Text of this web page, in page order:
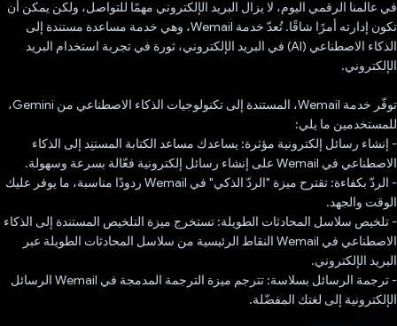
في عالمنا الرقمي اليوم، لا يزال البريد الإلكتروني مهمًا للتواصل، ولكن يمكن أن
تكون إدارته أمرًا شاقًا. تُعدّ خدمة Wemail، وهي خدمة مساعدة مستندة إلى
الذكاء الاصطناعي (AI) في البريد الإلكتروني، ثورة في تجربة استخدام البريد
الإلكتروني.
توفّر خدمة Wemail، المستندة إلى تكنولوجيات الذكاء الاصطناعي من Gemini،
للمستخدمين ما يلي:
- إنشاء رسائل إلكترونية مؤثرة: يساعدك مساعد الكتابة المستنِد إلى الذكاء
الاصطناعي في Wemail على إنشاء رسائل إلكترونية فعّالة بسرعة وسهولة.
- الردّ بكفاءة: تقترح ميزة "الردّ الذكي" في Wemail ردودًا مناسبة، ما يوفر عليك
الوقت والجهد.
- تلخيص سلاسل المحادثات الطويلة: تستخرج ميزة التلخيص المستندة إلى الذكاء
الاصطناعي في Wemail النقاط الرئيسية من سلاسل المحادثات الطويلة عبر
البريد الإلكتروني.
- ترجمة الرسائل بسلاسة: تترجم ميزة الترجمة المدمجة في Wemail الرسائل
الإلكترونية إلى لغتك المفضّلة.